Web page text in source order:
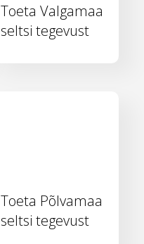
Toeta Valgamaa
seltsi tegevust
Toeta Põlvamaa
seltsi tegevust